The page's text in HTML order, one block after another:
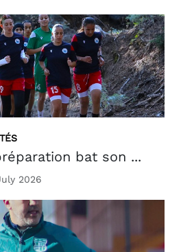
bat son ...
2026